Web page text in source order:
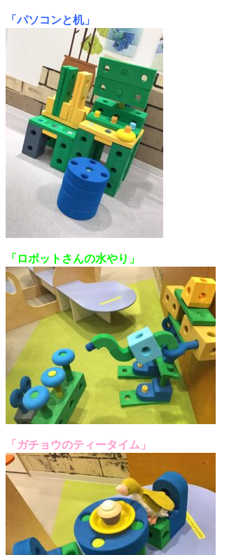
「パソコンと机」
「ロボットさんの水やり」
「ガチョウのティータイム」